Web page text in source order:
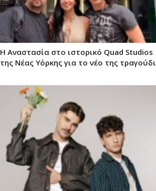
Η Αναστασία στο ιστορικό Quad Studios
της Νέας Υόρκης για το νέο της τραγούδι